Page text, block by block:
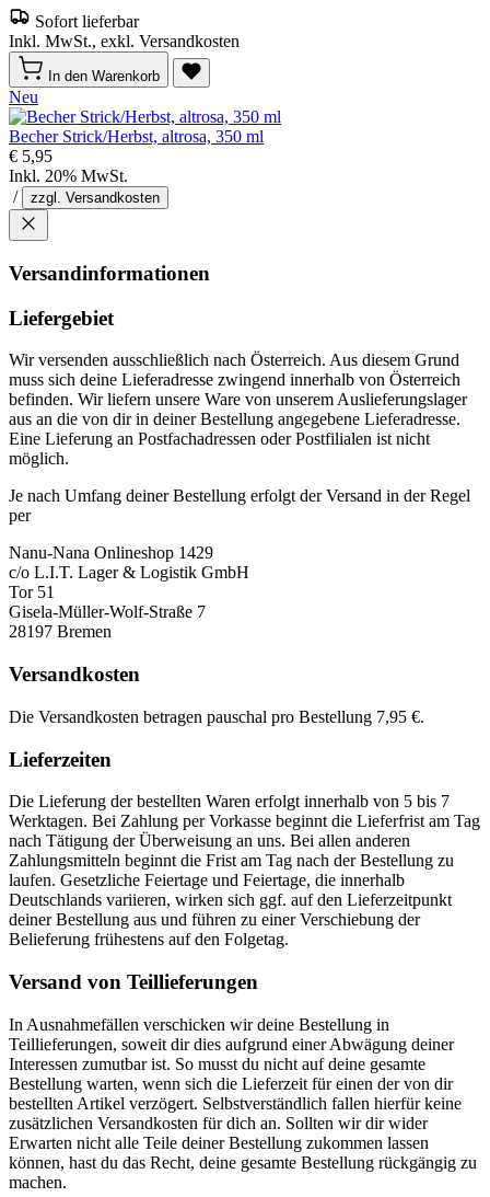
Sofort lieferbar
Inkl. MwSt., exkl. Versandkosten
In den Warenkorb
Neu
Becher Strick/Herbst, altrosa, 350 ml
€ 5,95
Inkl. 20% MwSt.
/
zzgl. Versandkosten
Versandinformationen
Liefergebiet
Wir versenden ausschließlich nach Österreich. Aus diesem Grund
muss sich deine Lieferadresse zwingend innerhalb von Österreich
befinden. Wir liefern unsere Ware von unserem Auslieferungslager
aus an die von dir in deiner Bestellung angegebene Lieferadresse.
Eine Lieferung an Postfachadressen oder Postfilialen ist nicht
möglich.
Je nach Umfang deiner Bestellung erfolgt der Versand in der Regel
per
Nanu-Nana Onlineshop 1429
c/o L.I.T. Lager & Logistik GmbH
Tor 51
Gisela-Müller-Wolf-Straße 7
28197 Bremen
Versandkosten
Die Versandkosten betragen pauschal pro Bestellung 7,95 €.
Lieferzeiten
Die Lieferung der bestellten Waren erfolgt innerhalb von 5 bis 7
Werktagen. Bei Zahlung per Vorkasse beginnt die Lieferfrist am Tag
nach Tätigung der Überweisung an uns. Bei allen anderen
Zahlungsmitteln beginnt die Frist am Tag nach der Bestellung zu
laufen. Gesetzliche Feiertage und Feiertage, die innerhalb
Deutschlands variieren, wirken sich ggf. auf den Lieferzeitpunkt
deiner Bestellung aus und führen zu einer Verschiebung der
Belieferung frühestens auf den Folgetag.
Versand von Teillieferungen
In Ausnahmefällen verschicken wir deine Bestellung in
Teillieferungen, soweit dir dies aufgrund einer Abwägung deiner
Interessen zumutbar ist. So musst du nicht auf deine gesamte
Bestellung warten, wenn sich die Lieferzeit für einen der von dir
bestellten Artikel verzögert. Selbstverständlich fallen hierfür keine
zusätzlichen Versandkosten für dich an. Sollten wir dir wider
Erwarten nicht alle Teile deiner Bestellung zukommen lassen
können, hast du das Recht, deine gesamte Bestellung rückgängig zu
machen.